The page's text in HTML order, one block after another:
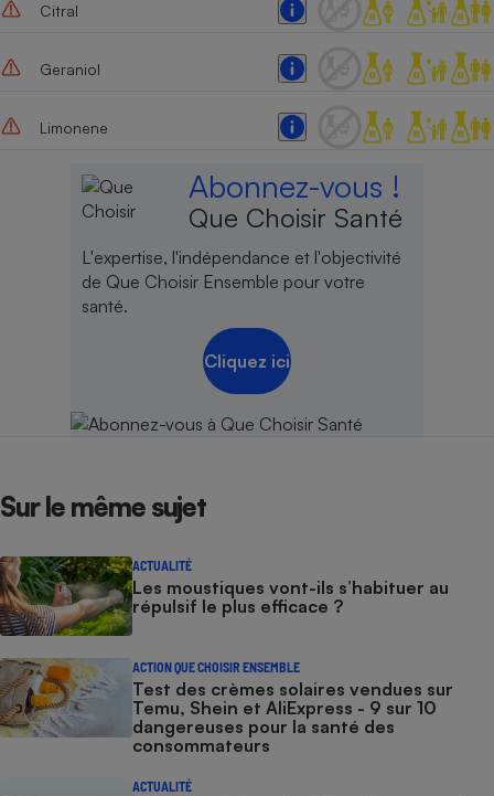
Citral
Geraniol
Limonene
Abonnez-vous !
Que Choisir Santé
L'expertise, l'indépendance et l'objectivité
de Que Choisir Ensemble pour votre
santé.
Cliquez ici
Sur le même sujet
ACTUALITÉ
Les moustiques vont-ils s’habituer au
répulsif le plus efficace ?
ACTION QUE CHOISIR ENSEMBLE
Test des crèmes solaires vendues sur
Temu, Shein et AliExpress - 9 sur 10
dangereuses pour la santé des
consommateurs
ACTUALITÉ